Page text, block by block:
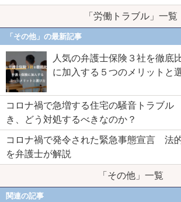
「労働トラブル」一覧
「その他」の最新記事
人気の弁護士保険３社を徹底
に加入する５つのメリットと
コロナ禍で急増する住宅の騒音トラブ
き、どう対処するべきなのか？
コロナ禍で発令された緊急事態宣言 法
を弁護士が解説
「その他」一覧
関連の記事